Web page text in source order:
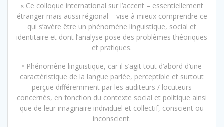
« Ce colloque international sur l’accent – essentiellement
étranger mais aussi régional – vise à mieux comprendre ce
qui s’avère être un phénomène linguistique, social et
identitaire et dont l’analyse pose des problèmes théoriques
et pratiques.
• Phénomène linguistique, car il s’agit tout d’abord d’une
caractéristique de la langue parlée, perceptible et surtout
perçue différemment par les auditeurs / locuteurs
concernés, en fonction du contexte social et politique ainsi
que de leur imaginaire individuel et collectif, conscient ou
inconscient.